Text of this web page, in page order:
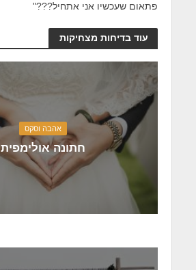
פתאום שעכשיו אני אתחיל???"
עוד בדיחות מצחיקות
אהבה וסקס
חתונה אולימפית